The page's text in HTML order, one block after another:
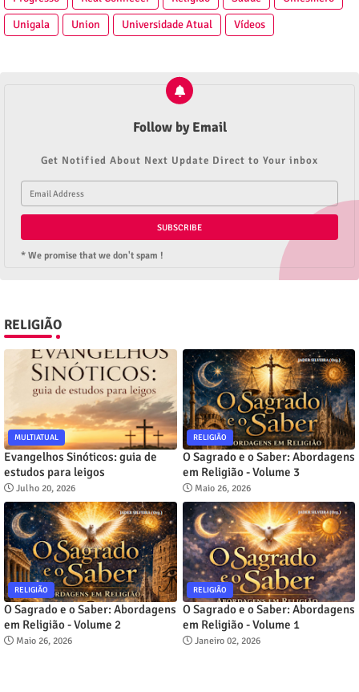
Unigala
Union Universidade Atual Vídeos
Follow by Email
Get Notified About Next Update Direct to Your inbox
* We promise that we don't spam !
RELIGIÃO
MULTIATUAL
Evangelhos Sinóticos: guia de
estudos para leigos
Julho 20, 2026
RELIGIÃO
O Sagrado e o Saber: Abordagens
em Religião - Volume 3
Maio 26, 2026
RELIGIÃO
O Sagrado e o Saber: Abordagens
em Religião - Volume 2
Maio 26, 2026
RELIGIÃO
O Sagrado e o Saber: Abordagens
em Religião - Volume 1
Janeiro 02, 2026